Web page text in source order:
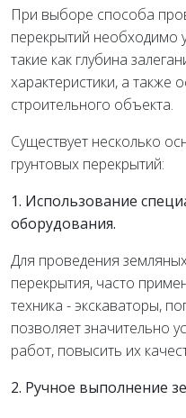
При выборе способа
перекрытий необходимо
такие как глубина
характеристики, а также
строительного объекта.
Существует несколько
грунтовых перекрытий:
1. Использование
оборудования.
Для проведения
перекрытия, часто
техника - экскаваторы,
позволяет значительно
работ, повысить их
2. Ручное выполнение